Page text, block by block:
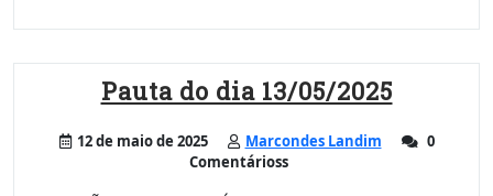
Pauta do dia 13/05/2025
12 de maio de 2025 Marcondes Landim
0
Comentárioss